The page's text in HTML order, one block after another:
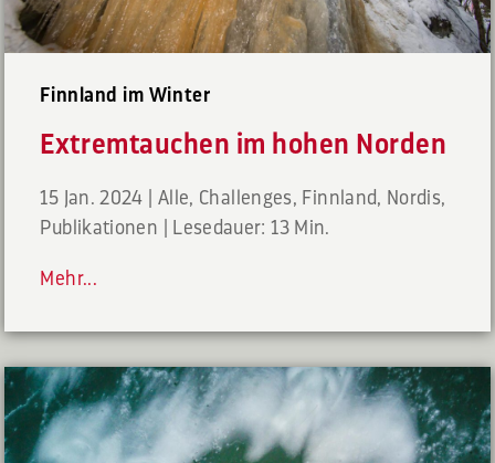
Finnland im Winter
Extremtauchen im hohen Norden
15 Jan. 2024 Alle, Challenges, Finnland, Nordis,
Publikationen
Lesedauer: 13 Min.
Mehr...